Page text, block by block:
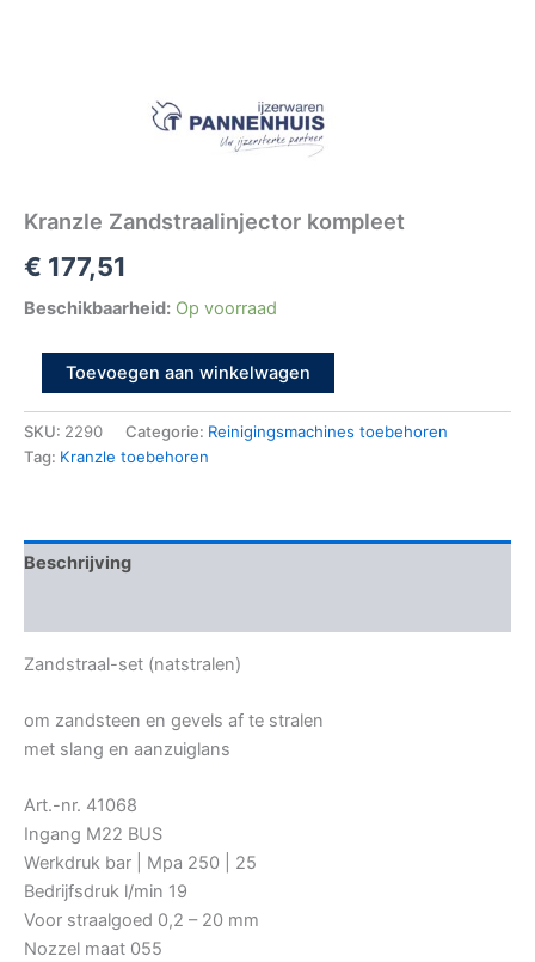
Kranzle Zandstraalinjector kompleet
€ 177,51
Beschikbaarheid: Op voorraad
Toevoegen aan winkelwagen
SKU: 2290 Categorie: Reinigingsmachines toebehoren
Tag: Kranzle toebehoren
Beschrijving
Zandstraal-set (natstralen)
om zandsteen en gevels af te stralen
met slang en aanzuiglans
Art.-nr. 41068
Ingang M22 BUS
Werkdruk bar | Mpa 250 | 25
Bedrijfsdruk l/min 19
Voor straalgoed 0,2 – 20 mm
Nozzel maat 055